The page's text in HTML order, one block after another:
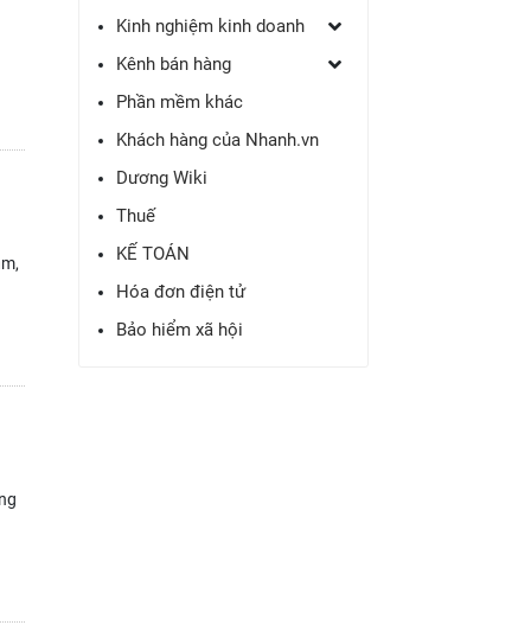
Kinh nghiệm kinh doanh
Kênh bán hàng
Phần mềm khác
Khách hàng của Nhanh.vn
Dương Wiki
Thuế
KẾ TOÁN
Hóa đơn điện tử
Bảo hiểm xã hội